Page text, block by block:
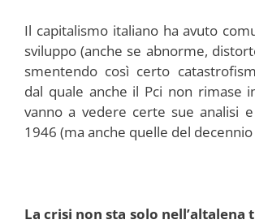
Il capitalismo italiano ha avuto
sviluppo (anche se abnorme,
smentendo così certo
dal quale anche il Pci non rimase
vanno a vedere certe sue analisi
1946 (ma anche quelle del decennio
La crisi non sta solo nell’altalena